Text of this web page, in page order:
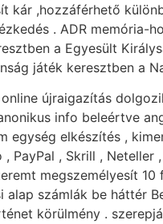
,hozzáférhető
. ADR memória-
a Egyesült
játék keresztben a
újraigazítás
info beleértve
elkészítés ,
, Skrill , Neteller
megszemélyesít
számlák be háttér
körülmény .